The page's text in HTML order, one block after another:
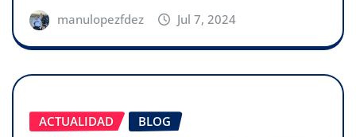
manulopezfdez Jul 7, 2024
ACTUALIDAD BLOG